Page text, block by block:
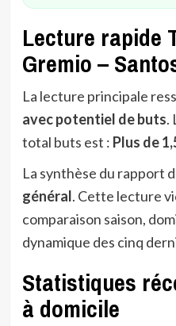
Lecture rapide
Gremio –
La lecture principale
avec potentiel de buts.
total buts est : Plus de
La synthèse du rapport
général. Cette lecture
comparaison saison,
dynamique des cinq
Statistiques
à domicile